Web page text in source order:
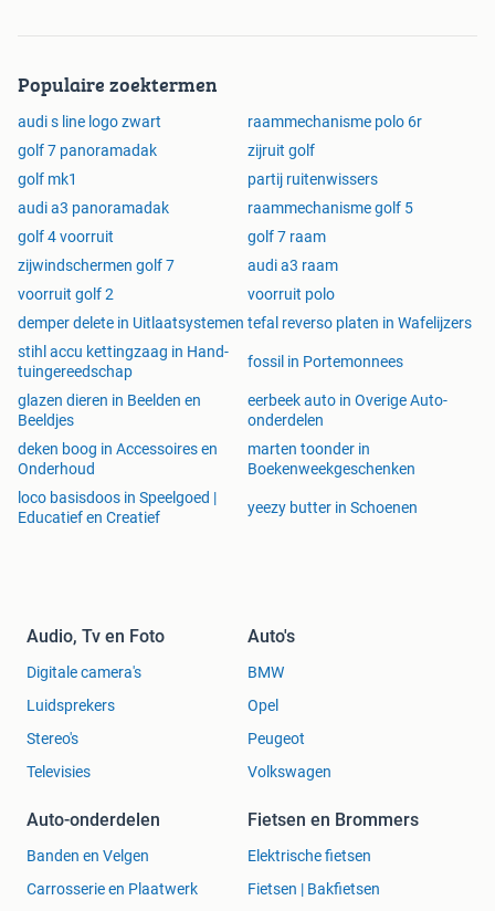
Populaire zoektermen
audi s line logo zwart
raammechanisme polo 6r
golf 7 panoramadak
zijruit golf
golf mk1
partij ruitenwissers
audi a3 panoramadak
raammechanisme golf 5
golf 4 voorruit
golf 7 raam
zijwindschermen golf 7
audi a3 raam
voorruit golf 2
voorruit polo
demper delete in Uitlaatsystemen tefal reverso platen in Wafelijzers
stihl accu kettingzaag in Hand-
tuingereedschap
fossil in Portemonnees
glazen dieren in Beelden en
Beeldjes
eerbeek auto in Overige Auto-
onderdelen
deken boog in Accessoires en
Onderhoud
marten toonder in
Boekenweekgeschenken
loco basisdoos in Speelgoed |
Educatief en Creatief
yeezy butter in Schoenen
Audio, Tv en Foto
Digitale camera's
Luidsprekers
Stereo's
Televisies
Auto's
BMW
Opel
Peugeot
Volkswagen
Auto-onderdelen
Banden en Velgen
Carrosserie en Plaatwerk
Fietsen en Brommers
Elektrische fietsen
Fietsen | Bakfietsen